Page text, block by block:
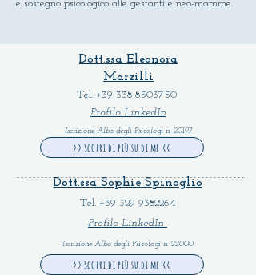
e sostegno psicologico alle gestanti e neo-mamme.
Dott.ssa Eleonora
Marzilli
Tel. +39 338 8503750
Profilo LinkedIn
Iscrizione Albo degli Psicologi n. 20197
>> Scopri di più su di me <<
Dott.ssa Sophie Spinoglio
Tel. +39 329 9382264
Profilo LinkedIn
Iscrizione Albo degli Psicologi n. 22000
>> Scopri di più su di me <<